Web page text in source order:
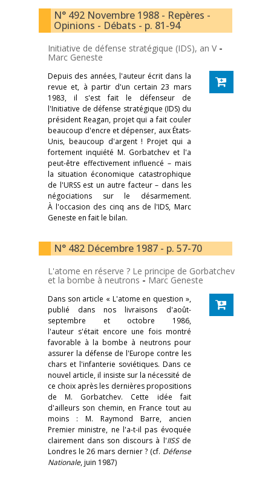
N° 492 Novembre 1988 - Repères -
Opinions - Débats - p. 81-94
Initiative de défense stratégique (IDS), an V -
Marc Geneste
Depuis des années, l'auteur écrit dans la
revue et, à partir d'un certain 23 mars
1983, il s'est fait le défenseur de
l'Initiative de défense stratégique (IDS) du
président Reagan, projet qui a fait couler
beaucoup d'encre et dépenser, aux États-
Unis, beaucoup d'argent ! Projet qui a
fortement inquiété M. Gorbatchev et l'a
peut-être effectivement influencé – mais
la situation économique catastrophique
de l'URSS est un autre facteur – dans les
négociations sur le désarmement.
À l'occasion des cinq ans de l'IDS, Marc
Geneste en fait le bilan.
N° 482 Décembre 1987 - p. 57-70
L'atome en réserve ? Le principe de Gorbatchev
et la bombe à neutrons - Marc Geneste
Dans son article « L'atome en question »,
publié dans nos livraisons d'août-
septembre et octobre 1986,
l'auteur s'était encore une fois montré
favorable à la bombe à neutrons pour
assurer la défense de l'Europe contre les
chars et l'infanterie soviétiques. Dans ce
nouvel article, il insiste sur la nécessité de
ce choix après les dernières propositions
de M. Gorbatchev. Cette idée fait
d'ailleurs son chemin, en France tout au
moins : M. Raymond Barre, ancien
Premier ministre, ne l'a-t-il pas évoquée
clairement dans son discours à l'IISSde
Londres le 26 mars dernier ? (cf. Défense
Nationale, juin 1987)